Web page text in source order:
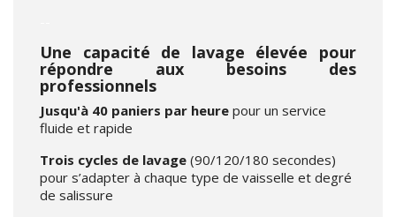
Une capacité de lavage élevée pour
répondre aux besoins des
professionnels
Jusqu'à 40 paniers par heure pour un service
fluide et rapide
Trois cycles de lavage (90/120/180 secondes)
pour s’adapter à chaque type de vaisselle et degré
de salissure